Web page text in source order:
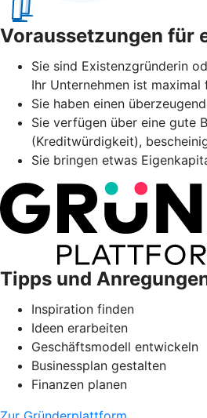
Voraussetzungen für
Sie sind Existenzgründerin
Ihr Unternehmen ist maximal
Sie haben einen
Sie verfügen über eine gute
(Kreditwürdigkeit),
Sie bringen etwas
Tipps und
Inspiration finden
Ideen erarbeiten
Geschäftsmodell entwickeln
Businessplan gestalten
Finanzen planen